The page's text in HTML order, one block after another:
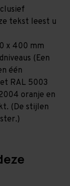
tekst leest u
x 400 mm
(Een
één
RAL 5003
oranje en
(De stijlen